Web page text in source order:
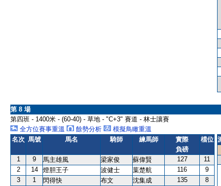
第 8 場
第四班 - 1400米 - (60-40) - 草地 - "C+3" 賽道 - 林士讓賽
全方位賽事重溫
餘勢分析
模擬鳥瞰重溫
名次 馬號 馬名 騎師 練馬師
實際
負磅
檔位
1 9 馬主雄風 梁家俊 蘇偉賢 127
11
2
14 燈胆王子 波健士 葉楚航 116
9
3
1 閃得快 布文 沈集成 135
8